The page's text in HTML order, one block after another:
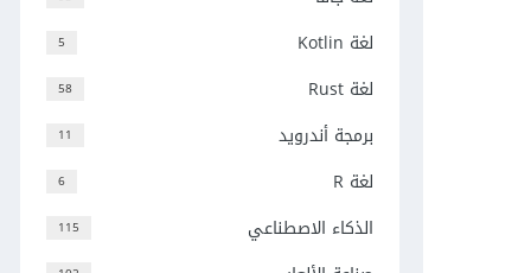
5 لغة Kotlin
58 لغة Rust
11 برمجة أندرويد
6 لغة R
115 الذكاء الاصطناعي